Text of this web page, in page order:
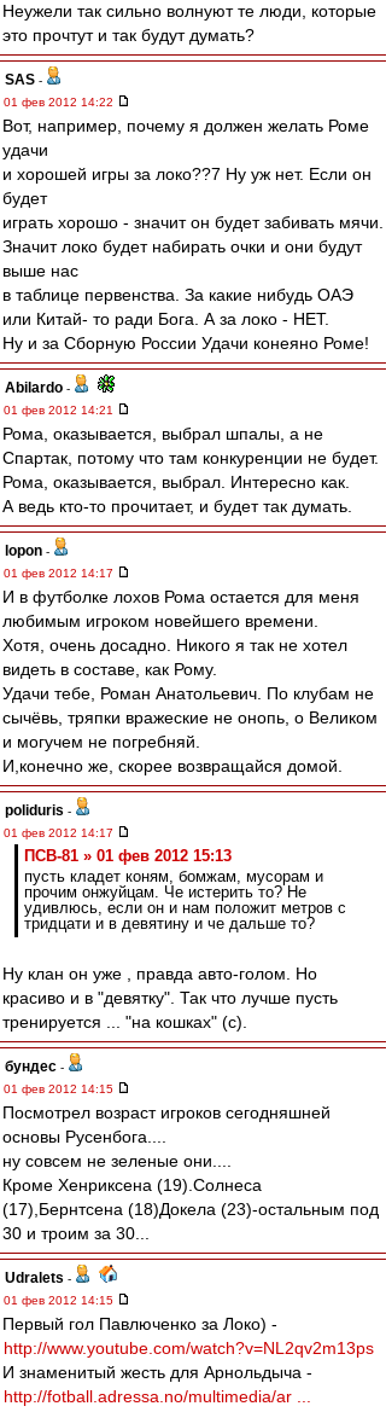
Неужели так сильно волнуют те люди, которые
это прочтут и так будут думать?
SAS -
01 фев 2012 14:22
Вот, например, почему я должен желать Роме
удачи
и хорошей игры за локо??7 Ну уж нет. Если он
будет
играть хорошо - значит он будет забивать мячи.
Значит локо будет набирать очки и они будут
выше нас
в таблице первенства. За какие нибудь ОАЭ
или Китай- то ради Бога. А за локо - НЕТ.
Ну и за Сборную России Удачи конеяно Роме!
Abilardo -
01 фев 2012 14:21
Рома, оказывается, выбрал шпалы, а не
Спартак, потому что там конкуренции не будет.
Рома, оказывается, выбрал. Интересно как.
А ведь кто-то прочитает, и будет так думать.
lopon -
01 фев 2012 14:17
И в футболке лохов Рома остается для меня
любимым игроком новейшего времени.
Хотя, очень досадно. Никого я так не хотел
видеть в составе, как Рому.
Удачи тебе, Роман Анатольевич. По клубам не
сычёвь, тряпки вражеские не онопь, о Великом
и могучем не погребняй.
И,конечно же, скорее возвращайся домой.
poliduris -
01 фев 2012 14:17
ПСВ-81 » 01 фев 2012 15:13
пусть кладет коням, бомжам, мусорам и
прочим онжуйцам. Че истерить то? Не
удивлюсь, если он и нам положит метров с
тридцати и в девятину и че дальше то?
Ну клан он уже , правда авто-голом. Но
красиво и в "девятку". Так что лучше пусть
тренируется ... "на кошках" (с).
бундес -
01 фев 2012 14:15
Посмотрел возраст игроков сегодняшней
основы Русенбога....
ну совсем не зеленые они....
Кроме Хенриксена (19).Солнеса
(17),Бернтсена (18)Докела (23)-остальным под
30 и троим за 30...
Udralets -
01 фев 2012 14:15
Первый гол Павлюченко за Локо) -
http://www.youtube.com/watch?v=NL2qv2m13ps
И знаменитый жесть для Арнольдыча -
http://fotball.adressa.no/multimedia/ar ...